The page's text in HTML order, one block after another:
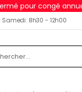
pour congé
Samedi: 8h30 - 12h00